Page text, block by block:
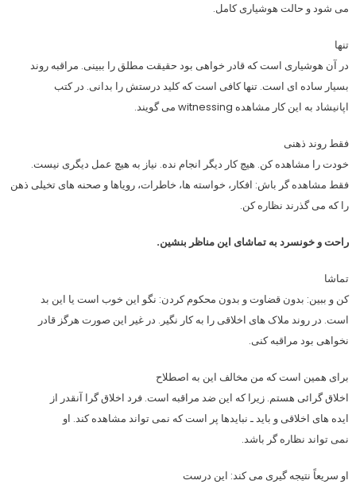
می شود و حالت هوشیاری کامل.
تنها
در آن هوشیاری است که قادر خواهی بود حقیقت مطلق را ببینی. مراقبه روند
بسیار ساده ای است. تنها کافی است که کلید درستش را بدانی. در کتب
اپانیشاد به این کار مشاهده witnessing می گویند.
فقط روند ذهنی
خودت را مشاهده کن. هیچ کار دیگر انجام نده. نیاز به هیچ عمل دیگری نیست.
فقط مشاهده گر باش: افکار، خواسته ها، خاطرات، رویاها و صحنه های تخیلی ذهن
را که می گذرند نظاره کن.
راحت و خونسرد به تماشای این مناظر بنشین.
تماشا
کن و ببین: بدون قضاوت و بدون محکوم کردن: نگو این خوب است یا این بد
است. در روند ملاک های اخلاقی را به کار نگیر. در غیر این صورت هرگز قادر
نخواهی بود مراقبه کنی.
برای همین است که من مخالف این به اصطلاح
اخلاق گرائی هستم. زیرا که این ضد مراقبه است. فرد اخلاق گرا آنقدر از
ایده های اخلاقی و باید ـ نبایدها پر است که نمی تواند مشاهده کند. او
نمی تواند نظاره گر باشد.
او سریعاً نتیجه گیری می کند: این درست